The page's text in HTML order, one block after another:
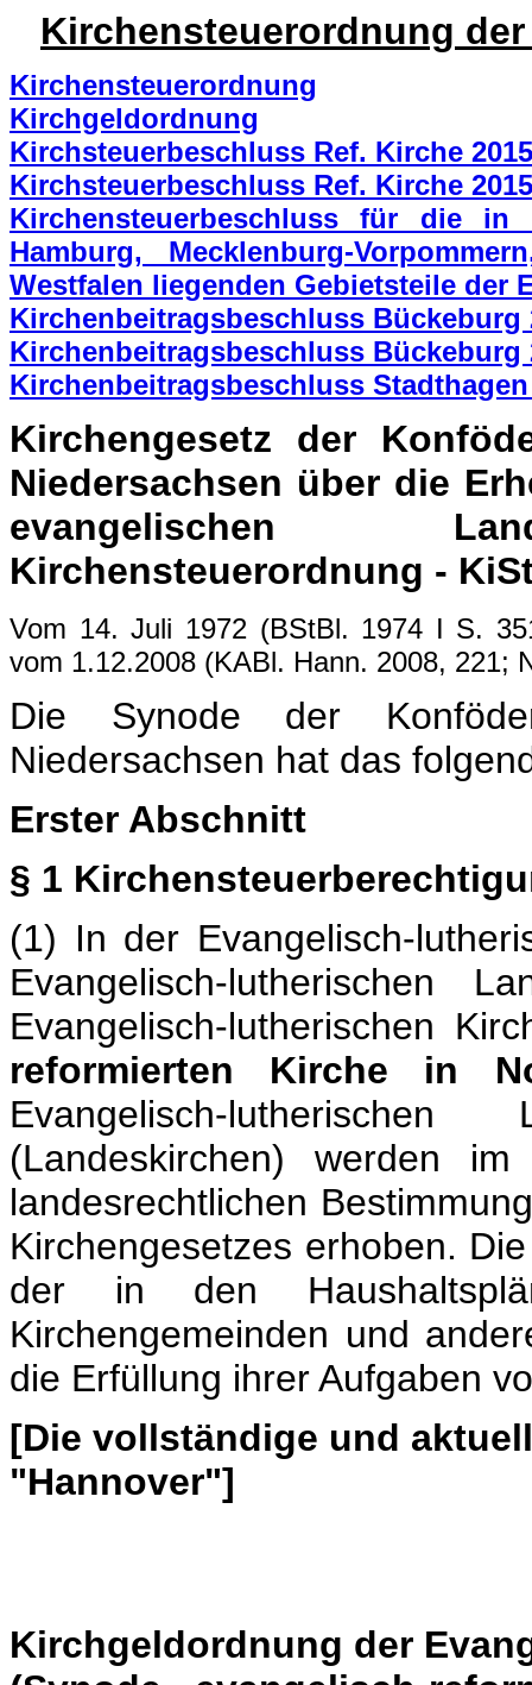
Kirchensteuerordnung
Kirchensteuerordnung
Kirchgeldordnung
Kirchsteuerbeschluss Ref. Kirche
Kirchsteuerbeschluss Ref. Kirche
Kirchensteuerbeschluss für die in
Hamburg, Mecklenburg-
Westfalen liegenden Gebietsteile der
Kirchenbeitragsbeschluss Bückeburg
Kirchenbeitragsbeschluss Bückeburg
Kirchenbeitragsbeschluss Stadthagen
Kirchengesetz der
Niedersachsen über die
evangelischen
Kirchensteuerordnung -
Vom 14. Juli 1972 (BStBl. 1974 I S.
vom 1.12.2008 (KABl. Hann. 2008,
Die Synode der
Niedersachsen hat das
Erster Abschnitt
§ 1
(1) In der Evangelisch-
Evangelisch-lutherischen
Evangelisch-lutherischen
reformierten Kirche in
Evangelisch-lutherischen
(Landeskirchen) werden
landesrechtlichen
Kirchengesetzes erhoben.
der in den
Kirchengemeinden und
die Erfüllung ihrer Aufgaben
[Die vollständige und
"Hannover"]
Kirchgeldordnung der